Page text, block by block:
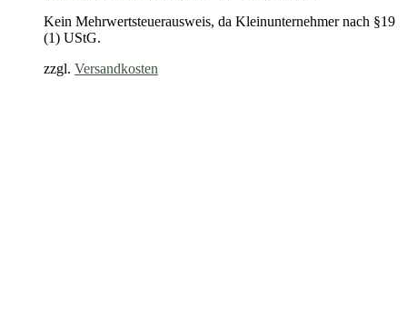
Kein Mehrwertsteuerausweis, da Kleinunternehmer nach §19
(1) UStG.
zzgl. Versandkosten